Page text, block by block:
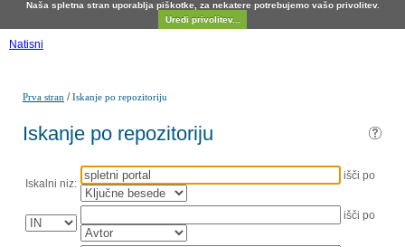
Naša spletna stran uporablja piškotke, za nekatere potrebujemo vašo privolitev.
Uredi privolitev...
Natisni
Prva stran /Iskanje po repozitoriju
Iskanje po repozitoriju
Iskalni niz:
išči po
išči po